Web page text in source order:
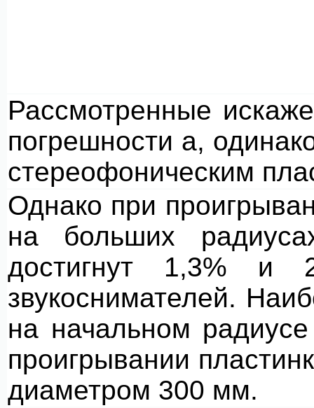
Рассмотренные
погрешности а,
стереофоническим
Однако при
на больших
достигнут 1,3% и
звукоснимателей.
на начальном
проигрывании
диаметром 300 мм.